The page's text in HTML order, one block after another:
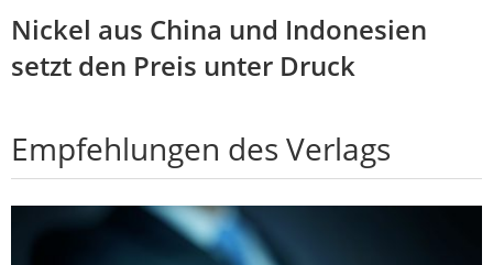
Nickel aus China und Indonesien
setzt den Preis unter Druck
Empfehlungen des Verlags